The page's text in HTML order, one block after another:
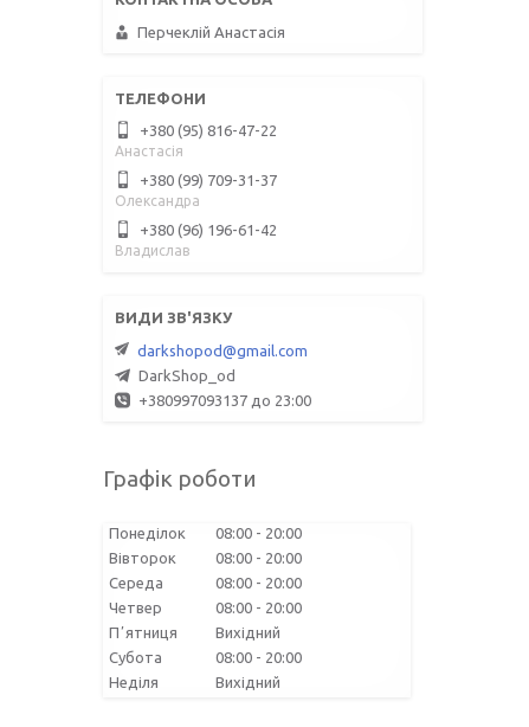
Перчеклій Анастасія
+380 (95) 816-47-22
Анастасія
+380 (99) 709-31-37
Олександра
+380 (96) 196-61-42
Владислав
darkshopod@gmail.com
DarkShop_od
+380997093137 до 23:00
Графік роботи
Понеділок 08:00
20:00
Вівторок
08:00
20:00
Середа
08:00
20:00
Четвер
08:00
20:00
Пʼятниця
Вихідний
Субота
08:00
20:00
Неділя
Вихідний